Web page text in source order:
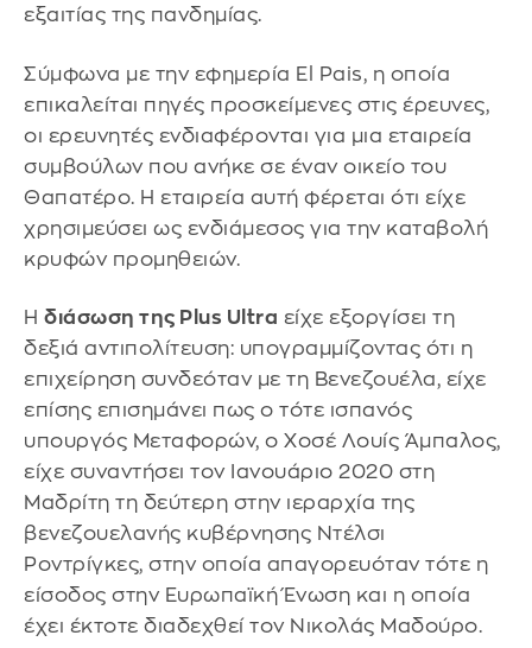
εξαιτίας της πανδημίας.
Σύμφωνα με την εφημερία El Pais, η οποία
επικαλείται πηγές προσκείμενες στις έρευνες,
οι ερευνητές ενδιαφέρονται για μια εταιρεία
συμβούλων που ανήκε σε έναν οικείο του
Θαπατέρο. Η εταιρεία αυτή φέρεται ότι είχε
χρησιμεύσει ως ενδιάμεσος για την καταβολή
κρυφών προμηθειών.
Η διάσωση της Plus Ultra είχε εξοργίσει τη
δεξιά αντιπολίτευση: υπογραμμίζοντας ότι η
επιχείρηση συνδεόταν με τη Βενεζουέλα, είχε
επίσης επισημάνει πως ο τότε ισπανός
υπουργός Μεταφορών, ο Χοσέ Λουίς Άμπαλος,
είχε συναντήσει τον Ιανουάριο 2020 στη
Μαδρίτη τη δεύτερη στην ιεραρχία της
βενεζουελανής κυβέρνησης Ντέλσι
Ροντρίγκες, στην οποία απαγορευόταν τότε η
είσοδος στην Ευρωπαϊκή Ένωση και η οποία
έχει έκτοτε διαδεχθεί τον Νικολάς Μαδούρο.